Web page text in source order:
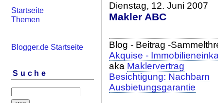
Startseite
Themen
Blogger.de Startseite
Suche
Dienstag, 12. Juni 2007
Makler ABC
Blog - Beitrag -
Akquise -
aka Maklervertrag
Besichtigung: Nachbarn
Ausbietungsgarantie